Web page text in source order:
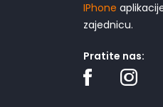
IPhone
zajednicu.
Pratite nas: